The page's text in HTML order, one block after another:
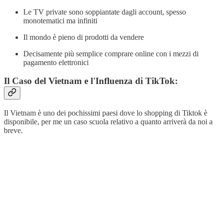
Le TV private sono soppiantate dagli account, spesso
monotematici ma infiniti
Il mondo è pieno di prodotti da vendere
Decisamente più semplice comprare online con i mezzi di
pagamento elettronici
Il Caso del Vietnam e l'Influenza di TikTok:
Il Vietnam è uno dei pochissimi paesi dove lo shopping di Tiktok è
disponibile, per me un caso scuola relativo a quanto arriverà da noi a
breve.